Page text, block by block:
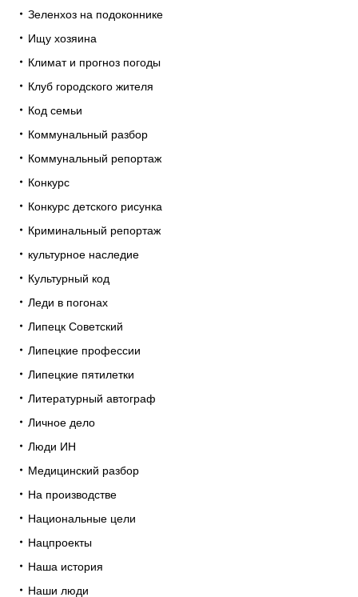
Зеленхоз на подоконнике
Ищу хозяина
Климат и прогноз погоды
Клуб городского жителя
Код семьи
Коммунальный разбор
Коммунальный репортаж
Конкурс
Конкурс детского рисунка
Криминальный репортаж
культурное наследие
Культурный код
Леди в погонах
Липецк Советский
Липецкие профессии
Липецкие пятилетки
Литературный автограф
Личное дело
Люди ИН
Медицинский разбор
На производстве
Национальные цели
Нацпроекты
Наша история
Наши люди